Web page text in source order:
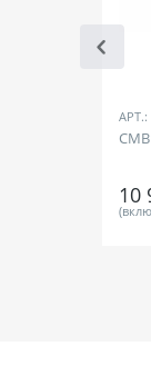
АРТ.:
10